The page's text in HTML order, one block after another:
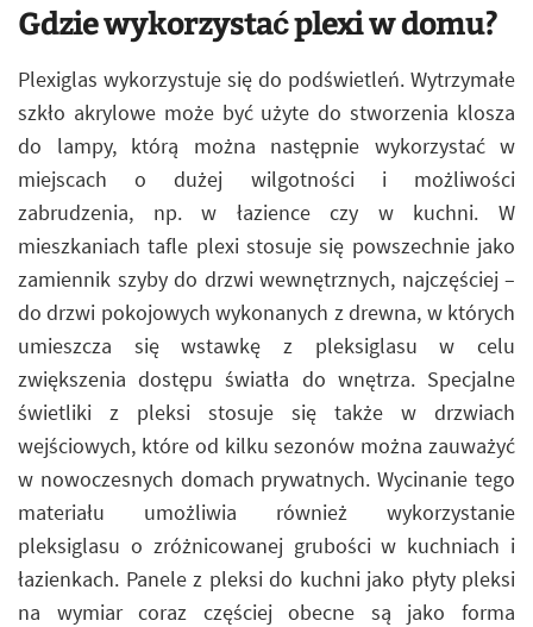
Gdzie wykorzystać plexi w domu?
Plexiglas wykorzystuje się do podświetleń. Wytrzymałe
szkło akrylowe może być użyte do stworzenia klosza
do lampy, którą można następnie wykorzystać w
miejscach o dużej wilgotności i możliwości
zabrudzenia, np. w łazience czy w kuchni. W
mieszkaniach tafle plexi stosuje się powszechnie jako
zamiennik szyby do drzwi wewnętrznych, najczęściej –
do drzwi pokojowych wykonanych z drewna, w których
umieszcza się wstawkę z pleksiglasu w celu
zwiększenia dostępu światła do wnętrza. Specjalne
świetliki z pleksi stosuje się także w drzwiach
wejściowych, które od kilku sezonów można zauważyć
w nowoczesnych domach prywatnych. Wycinanie tego
materiału umożliwia również wykorzystanie
pleksiglasu o zróżnicowanej grubości w kuchniach i
łazienkach. Panele z pleksi do kuchni jako płyty pleksi
na wymiar coraz częściej obecne są jako forma